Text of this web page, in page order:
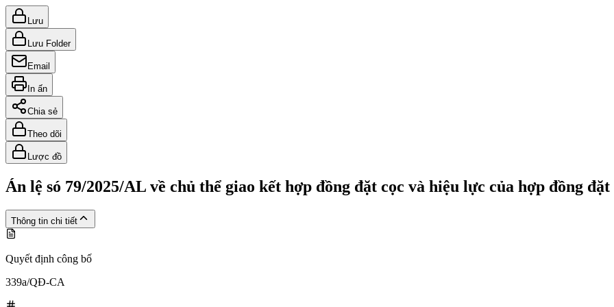
Lưu
Lưu Folder
Email
In ấn
Chia sẻ
Theo dõi
Lược đồ
Án lệ só 79/2025/AL về chủ thể giao kết hợp đồng đặt cọc và hiệu lực của hợp đồng đặt
Thông tin chi tiết
Quyết định công bố
339a/QĐ-CA